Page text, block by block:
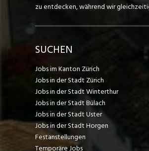
zu entdecken, während wir
SUCHEN
Jobs im Kanton Zürich
Jobs in der Stadt Zürich
Jobs in der Stadt Winterthur
Jobs in der Stadt Bülach
Jobs in der Stadt Uster
Jobs in der Stadt Horgen
Festanstellungen
Temporäre Jobs